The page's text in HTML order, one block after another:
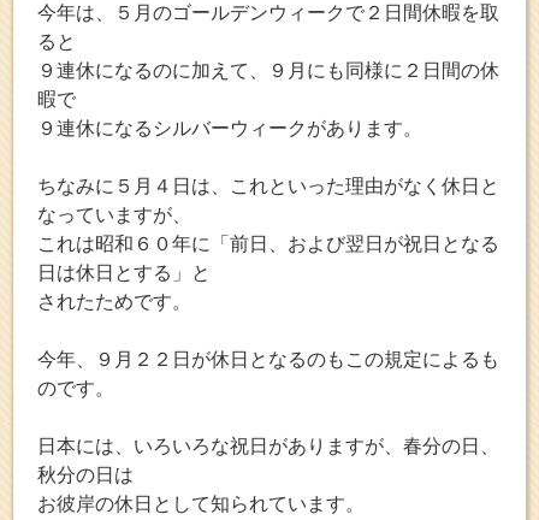
今年は、５月のゴールデンウィークで２日間休暇を取
ると
９連休になるのに加えて、９月にも同様に２日間の休
暇で
９連休になるシルバーウィークがあります。
ちなみに５月４日は、これといった理由がなく休日と
なっていますが、
これは昭和６０年に「前日、および翌日が祝日となる
日は休日とする」と
されたためです。
今年、９月２２日が休日となるのもこの規定によるも
のです。
日本には、いろいろな祝日がありますが、春分の日、
秋分の日は
お彼岸の休日として知られています。